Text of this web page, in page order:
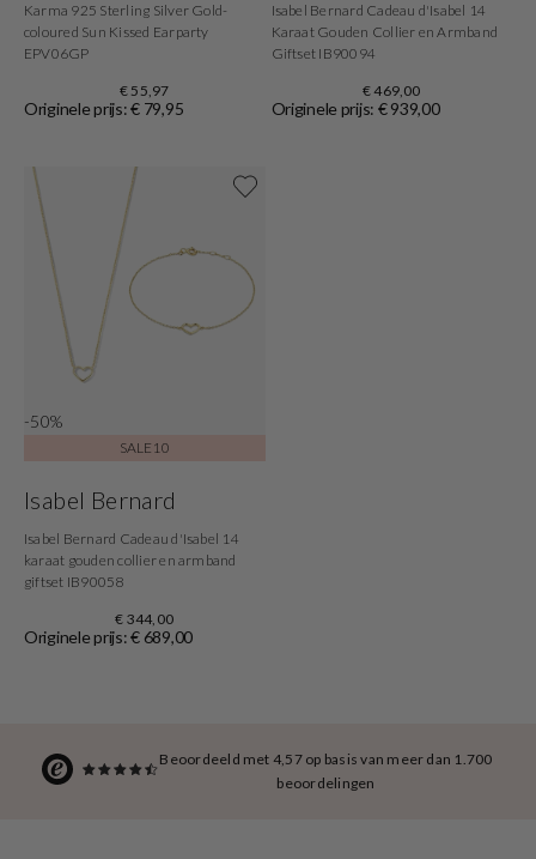
Beoordeeld met 4,57 op basis van meer dan 1.700
beoordelingen
Karma 925 Sterling Silver Gold-
coloured Sun Kissed Earparty
EPV06GP
€ 55,97
Originele prijs: € 79,95
Isabel Bernard Cadeau d'Isabel 14
Karaat Gouden Collier en Armband
Giftset IB90094
€ 469,00
Originele prijs: € 939,00
-50%
SALE10
Isabel Bernard
Isabel Bernard Cadeau d'Isabel 14
karaat gouden collier en armband
giftset IB90058
€ 344,00
Originele prijs: € 689,00